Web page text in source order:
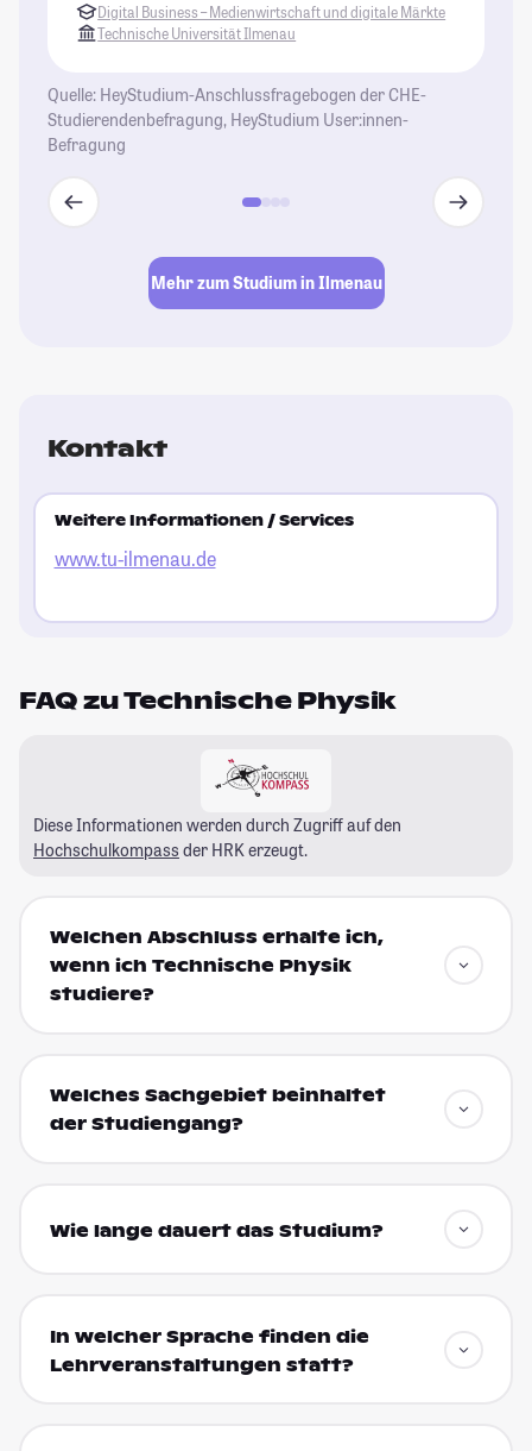
Digital Business – Medienwirtschaft und digitale Märkte
Technische Universität Ilmenau
Quelle: HeyStudium-Anschlussfragebogen der CHE-
Studierendenbefragung, HeyStudium User:innen-
Befragung
Mehr zum Studium in Ilmenau
Kontakt
Weitere Informationen / Services
www.tu-ilmenau.de
FAQ zu Technische Physik
Diese Informationen werden durch Zugriff auf den
Hochschulkompass der HRK erzeugt.
Welchen Abschluss erhalte ich,
wenn ich Technische Physik
studiere?
Welches Sachgebiet beinhaltet
der Studiengang?
Wie lange dauert das Studium?
In welcher Sprache finden die
Lehrveranstaltungen statt?